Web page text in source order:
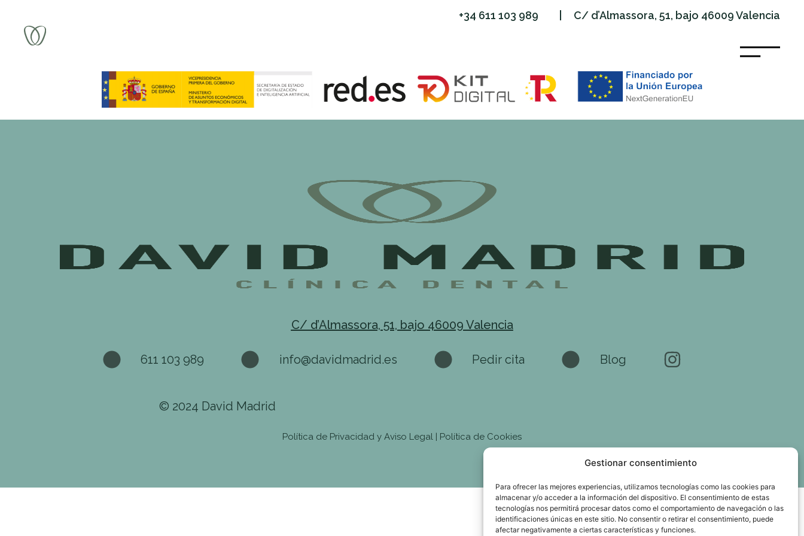
Gestionar consentimiento
Para ofrecer las mejores experiencias, utilizamos tecnologías como las cookies para
almacenar y/o acceder a la información del dispositivo. El consentimiento de estas
tecnologías nos permitirá procesar datos como el comportamiento de navegación o las
identificaciones únicas en este sitio. No consentir o retirar el consentimiento, puede
afectar negativamente a ciertas características y funciones.
+34 611 103 989 | C/ d’Almassora, 51, bajo 46009 Valencia
C/ d’Almassora, 51, bajo 46009 Valencia
611 103 989 info@davidmadrid.es Pedir cita Blog
© 2024 David Madrid
Política de Privacidad y Aviso Legal | Política de Cookies